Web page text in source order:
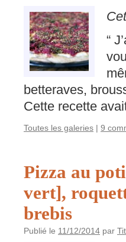
“
betteraves,
Cette recette
Toutes les galeries | 9
Pizza au
vert],
brebis
Publié le 11/12/2014 par